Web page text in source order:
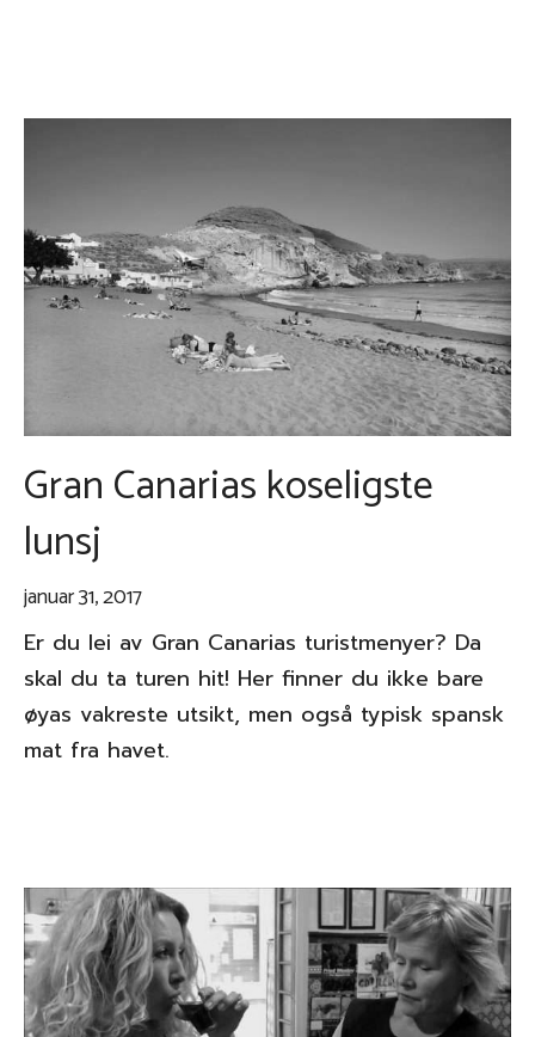
Gran Canarias koseligste
lunsj
januar 31, 2017
Er du lei av Gran Canarias turistmenyer? Da
skal du ta turen hit! Her finner du ikke bare
øyas vakreste utsikt, men også typisk spansk
mat fra havet.